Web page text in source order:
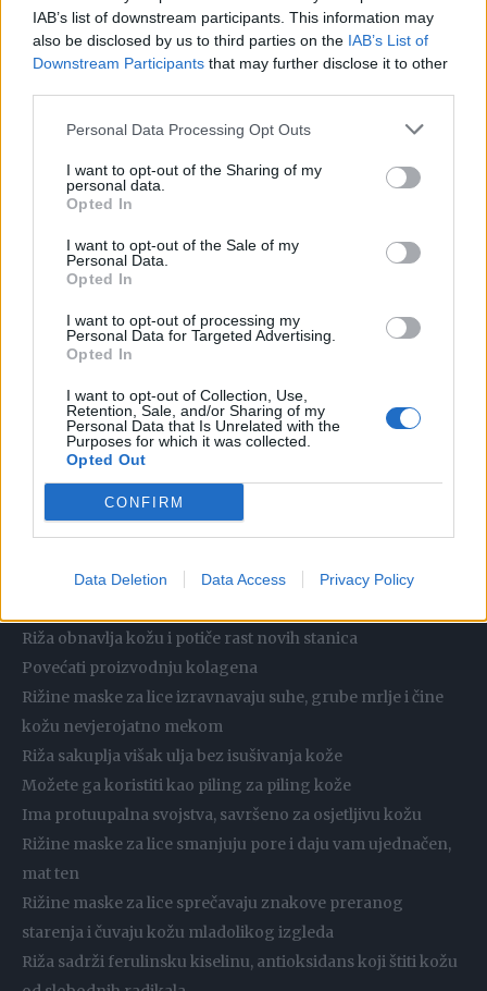
IAB’s list of downstream participants. This information may
also be disclosed by us to third parties on the IAB’s List of
Downstream Participants that may further disclose it to other
Personal Data Processing Opt Outs
I want to opt-out of the Sharing of my
personal data.
Opted In
I want to opt-out of the Sale of my
Personal Data.
Opted In
I want to opt-out of processing my
Personal Data for Targeted Advertising.
Opted In
I want to opt-out of Collection, Use,
Retention, Sale, and/or Sharing of my
Personal Data that Is Unrelated with the
Purposes for which it was collected.
Opted Out
CONFIRM
Data Deletion Data Access Privacy Policy
s osjetljivom kožom jer su svi sastojci prirodni i
hipoalergenski.
svojstava. To je vrlo moćan antioksidans i čak može
povećati imunitet organizma. Ovaj će članak govoriti o
blagodatima riže vode za lice, koje uključuju slične
Rižinu vodu možete držati u hladnjaku do 4 dana. Koristite
ga ujutro i navečer kao tonik za lice. Možete ga zamrznuti
u kalupima za led i koristiti za masažu lica.
10 Blagodati rižine maske za lice
U kozmetici se riža koristi za posvjetljivanje i izbjeljivanje
kože, zaglađivanje bora, regeneraciju stanica kože i
zacjeljivanje ožiljaka. Rižina se voda godinama koristi u
Aziji i proizvodi se mnogo proizvoda.
Poboljšati čvrstoću i elastičnost kože
Riža obnavlja kožu i potiče rast novih stanica
Povećati proizvodnju kolagena
Rižine maske za lice izravnavaju suhe, grube mrlje i čine
kožu nevjerojatno mekom
Riža sakuplja višak ulja bez isušivanja kože
Možete ga koristiti kao piling za piling kože
Ima protuupalna svojstva, savršeno za osjetljivu kožu
Rižine maske za lice smanjuju pore i daju vam ujednačen,
mat ten
Rižine maske za lice sprečavaju znakove preranog
starenja i čuvaju kožu mladolikog izgleda
Riža sadrži ferulinsku kiselinu, antioksidans koji štiti kožu